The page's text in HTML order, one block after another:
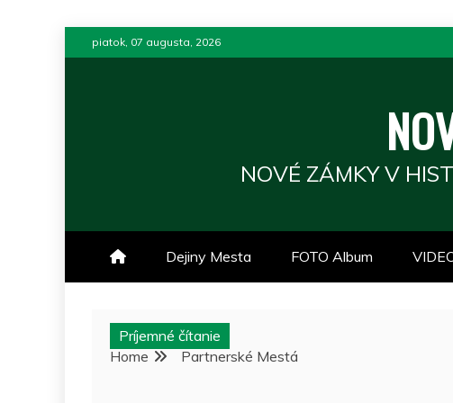
to
piatok, 07 augusta, 2026
NOVÉ ZÁMKY V
Dejiny Mesta FOTO Album
Príjemné čítanie
Home
Partnerské Mestá